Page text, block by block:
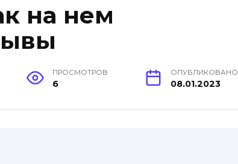
на нем
ПРОСМОТРОВ
6
ОПУБЛИКОВАНО
08.01.2023